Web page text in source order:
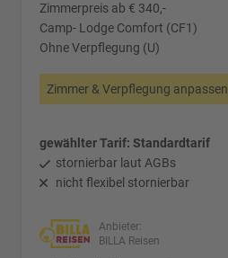
Zimmerpreis ab € 340,-
Camp- Lodge Comfort (CF1)
Ohne Verpflegung (U)
Zimmer & Verpflegung anpassen
gewählter Tarif: Standardtarif
stornierbar laut AGBs
nicht flexibel stornierbar
Anbieter:
BILLA Reisen